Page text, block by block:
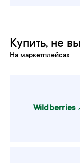
Купить, не
На маркетплейсах
Wildberries